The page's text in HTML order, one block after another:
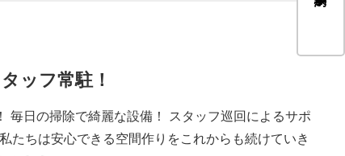
ッフ常駐！
毎日の掃除で綺麗な設備！ スタッフ巡回によるサポ
たちは安心できる空間作りをこれからも続けていき